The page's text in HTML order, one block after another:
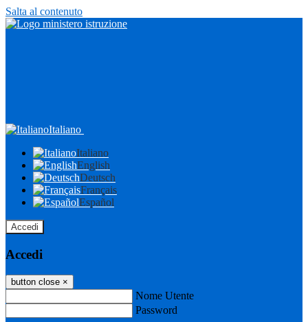
Salta al contenuto
Italiano
Italiano
English
Deutsch
Français
Español
Accedi
Accedi
button close ×
Nome Utente
Password